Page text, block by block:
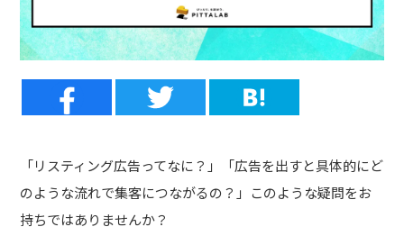
「リスティング広告ってなに？」「広告を出すと具体的にど
のような流れで集客につながるの？」このような疑問をお
持ちではありませんか？